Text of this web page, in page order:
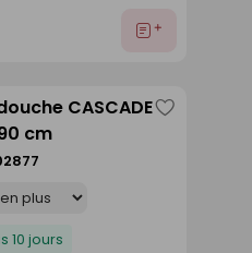
Ajouter
CASCADE
cm
10 jours